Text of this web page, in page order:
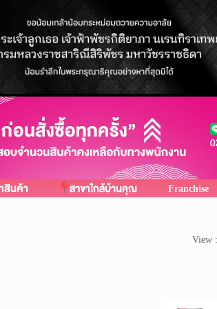
Franchise
View